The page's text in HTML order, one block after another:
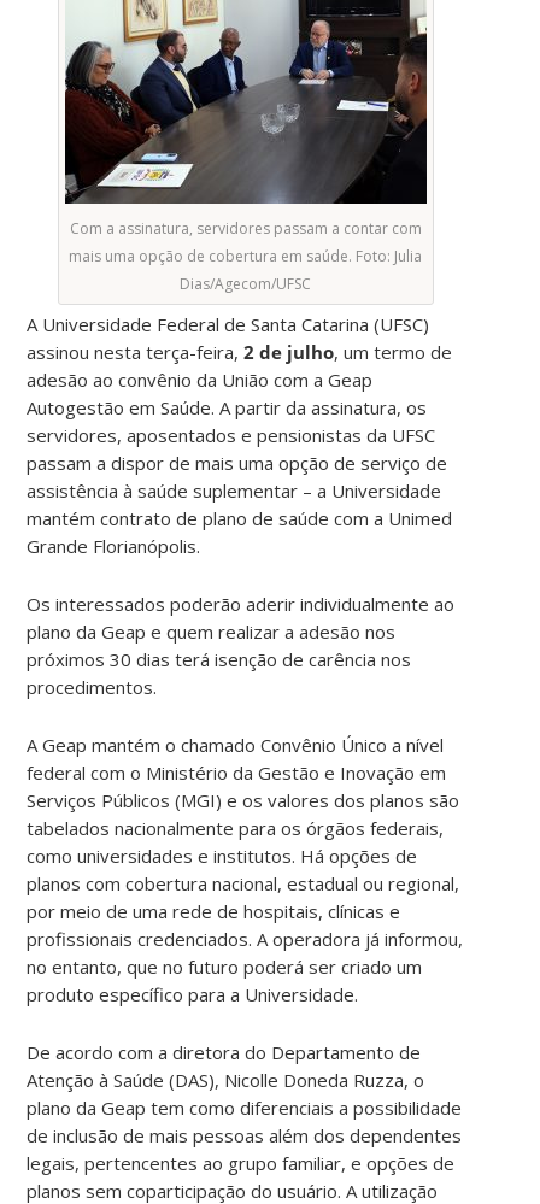
Com a assinatura, servidores passam a contar com
mais uma opção de cobertura em saúde. Foto: Julia
Dias/Agecom/UFSC
A Universidade Federal de Santa Catarina (UFSC)
assinou nesta terça-feira,2 de julho, um termo de
adesão ao convênio da União com a Geap
Autogestão em Saúde. A partir da assinatura, os
servidores, aposentados e pensionistas da UFSC
passam a dispor de mais uma opção de serviço de
assistência à saúde suplementar – a Universidade
mantém contrato de plano de saúde com a Unimed
Grande Florianópolis.
Os interessados poderão aderir individualmente ao
plano da Geap e quem realizar a adesão nos
próximos 30 dias terá isenção de carência nos
procedimentos.
A Geap mantém o chamado Convênio Único a nível
federal com o Ministério da Gestão e Inovação em
Serviços Públicos (MGI) e os valores dos planos são
tabelados nacionalmente para os órgãos federais,
como universidades e institutos. Há opções de
planos com cobertura nacional, estadual ou regional,
por meio de uma rede de hospitais, clínicas e
profissionais credenciados. A operadora já informou,
no entanto, que no futuro poderá ser criado um
produto específico para a Universidade.
De acordo com a diretora do Departamento de
Atenção à Saúde (DAS), Nicolle Doneda Ruzza, o
plano da Geap tem como diferenciais a possibilidade
de inclusão de mais pessoas além dos dependentes
legais, pertencentes ao grupo familiar, e opções de
planos sem coparticipação do usuário. A utilização